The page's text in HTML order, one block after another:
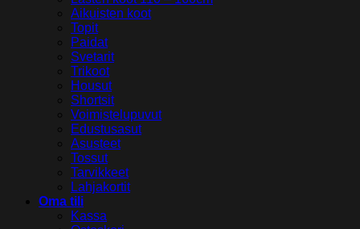
Aikuisten koot
Topit
Paidat
Svetarit
Trikoot
Housut
Shortsit
Voimistelupuvut
Edustusasut
Asusteet
Tossut
Tarvikkeet
Lahjakortit
Oma tili
Kassa